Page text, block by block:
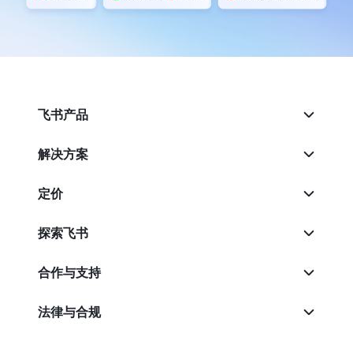
飞书产品
解决方案
定价
探索飞书
合作与支持
法律与合规